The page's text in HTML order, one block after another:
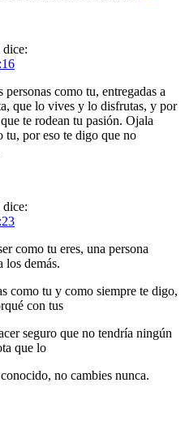
dice:
como tu, entregadas a
que lo vives y lo disfrutas, y por
te rodean tu pasión. Ojala
tu, por eso te digo que no
dice:
como tu eres, una persona
los demás.
como tu y como siempre te digo,
con tus
seguro que no tendría ningún
que lo
no cambies nunca.